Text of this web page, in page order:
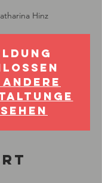
Hinz